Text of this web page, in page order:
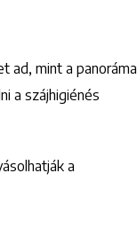
ad, mint a panoráma
a szájhigiénés
a